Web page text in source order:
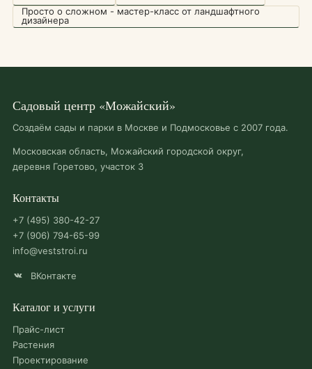
Просто о сложном - мастер-класс от ландшафтного
дизайнера
Садовый центр «Можайский»
Создаём сады и парки в Москве и Подмосковье с 2007 года.
Московская область, Можайский городской округ,
деревня Горетово, участок 3
Контакты
+7 (495) 380-42-27
+7 (906) 794-65-99
info@veststroi.ru
ВКонтакте
Каталог и услуги
Прайс-лист
Растения
Проектирование